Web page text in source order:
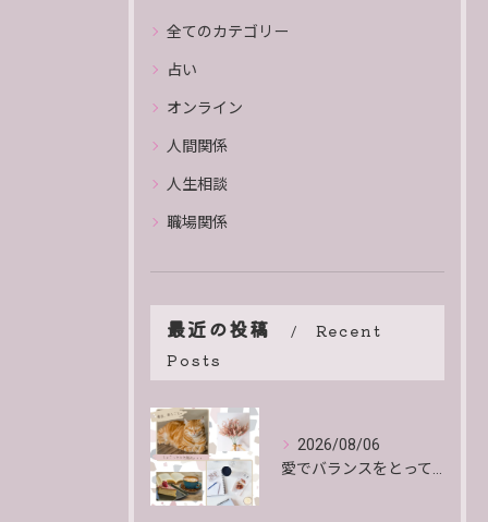
全てのカテゴリー
占い
オンライン
人間関係
人生相談
職場関係
最近の投稿
Recent
Posts
2026/08/06